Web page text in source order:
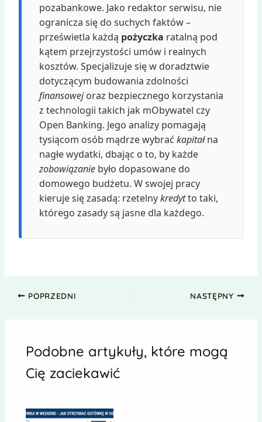
pozabankowe. Jako redaktor serwisu, nie
ogranicza się do suchych faktów –
prześwietla każdą pożyczka ratalną pod
kątem przejrzystości umów i realnych
kosztów. Specjalizuje się w doradztwie
dotyczącym budowania zdolności
finansowejoraz bezpiecznego korzystania
z technologii takich jak mObywatel czy
Open Banking. Jego analizy pomagają
tysiącom osób mądrze wybrać kapitałna
nagłe wydatki, dbając o to, by każde
zobowiązaniebyło dopasowane do
domowego budżetu. W swojej pracy
kieruje się zasadą: rzetelnykredytto taki,
którego zasady są jasne dla każdego.
POPRZEDNI NASTĘPNY
Podobne artykuły, które mogą
Cię zaciekawić